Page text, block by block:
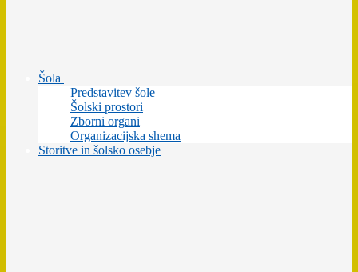
Šola
Predstavitev šole
Šolski prostori
Zborni organi
Organizacijska shema
Storitve in šolsko osebje